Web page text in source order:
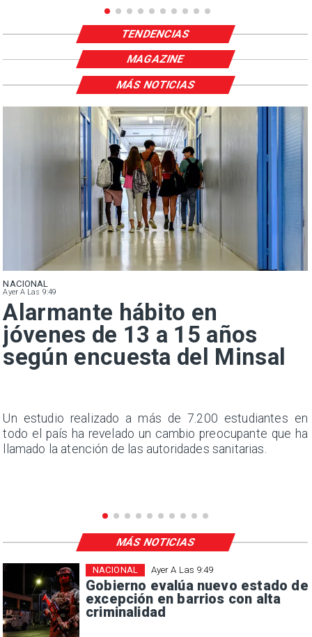
TENDENCIAS
MAGAZINE
NACIONAL
Ayer A Las 9:49
Alarmante hábito en
jóvenes de 13 a 15 años
según encuesta del Minsal
Un estudio realizado a más de 7.200 estudiantes en
todo el país ha revelado un cambio preocupante que ha
llamado la atención de las autoridades sanitarias.
MÁS NOTICIAS
Ayer A Las 9:49
Gobierno evalúa nuevo estado de
excepción en barrios con alta
criminalidad
NACIONAL
MÁS NOTICIAS